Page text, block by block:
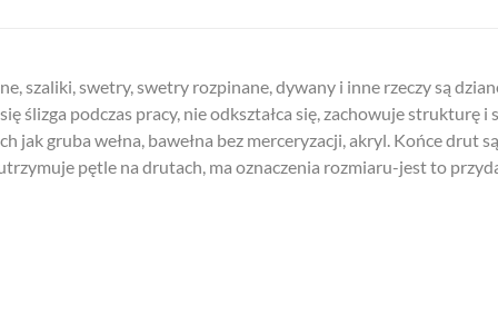
szaliki, swetry, swetry rozpinane, dywany i inne rzeczy są
ślizga podczas pracy, nie odkształca się, zachowuje strukturę
jak gruba wełna, bawełna bez merceryzacji, akryl. Końce drut
pętle na drutach, ma oznaczenia rozmiaru-jest to